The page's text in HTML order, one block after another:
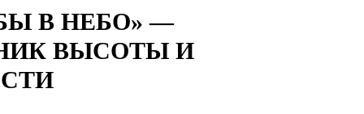
В НЕБО» —
ВЫСОТЫ И